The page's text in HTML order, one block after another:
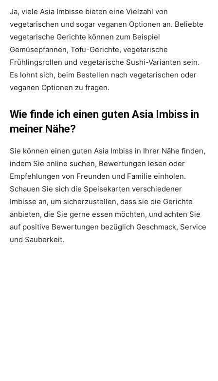
Ja, viele Asia Imbisse bieten eine Vielzahl von
vegetarischen und sogar veganen Optionen an. Beliebte
vegetarische Gerichte können zum Beispiel
Gemüsepfannen, Tofu-Gerichte, vegetarische
Frühlingsrollen und vegetarische Sushi-Varianten sein.
Es lohnt sich, beim Bestellen nach vegetarischen oder
veganen Optionen zu fragen.
Wie finde ich einen guten Asia Imbiss in
meiner Nähe?
Sie können einen guten Asia Imbiss in Ihrer Nähe finden,
indem Sie online suchen, Bewertungen lesen oder
Empfehlungen von Freunden und Familie einholen.
Schauen Sie sich die Speisekarten verschiedener
Imbisse an, um sicherzustellen, dass sie die Gerichte
anbieten, die Sie gerne essen möchten, und achten Sie
auf positive Bewertungen bezüglich Geschmack, Service
und Sauberkeit.